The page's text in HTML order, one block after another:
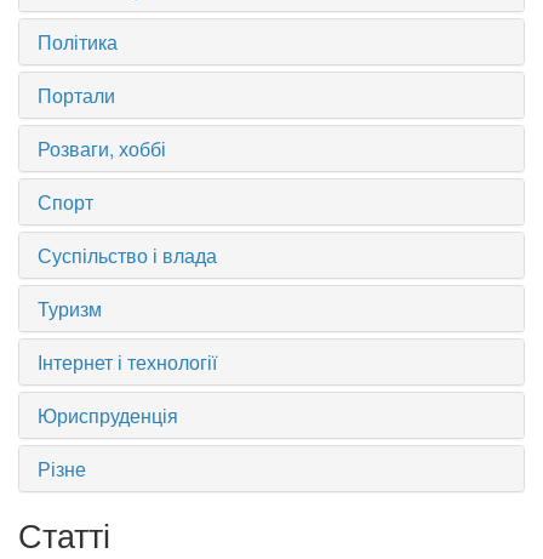
Політика
Портали
Розваги, хоббі
Спорт
Суспільство і влада
Туризм
Інтернет і технології
Юриспруденція
Різне
Статті